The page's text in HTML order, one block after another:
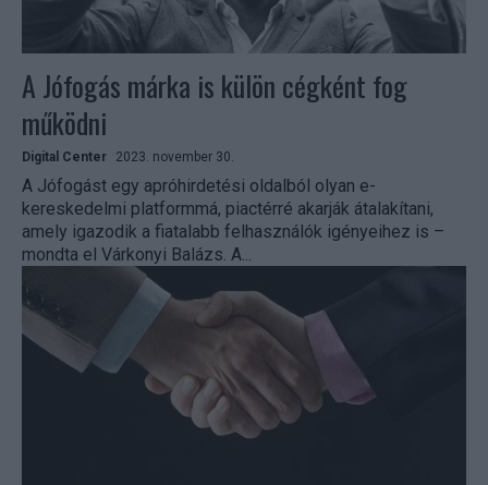
A Jófogás márka is külön cégként fog
működni
Digital Center 2023. november 30.
A Jófogást egy apróhirdetési oldalból olyan e-
kereskedelmi platformmá, piactérré akarják átalakítani,
amely igazodik a fiatalabb felhasználók igényeihez is –
mondta el Várkonyi Balázs. A...